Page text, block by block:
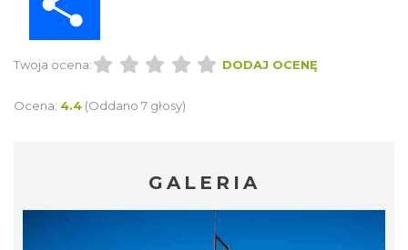
Twoja ocena: DODAJ OCENĘ
Ocena: 4.4 (Oddano 7 głosy)
GALERIA